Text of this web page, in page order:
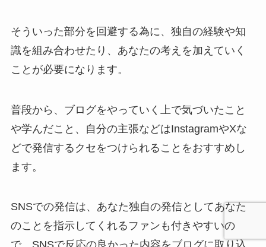
そういった部分を回避する為に、独自の経験や知
識を組み合わせたり、あなたの考えを加えていく
ことが必要になります。
普段から、ブログをやっていく上で気づいたこと
や学んだこと、自分の主張などはInstagramやXな
どで発信するクセをつけられることをおすすめし
ます。
SNSでの発信は、あなた独自の発信としてあなた
のことを指示してくれるファンも付きやすいの